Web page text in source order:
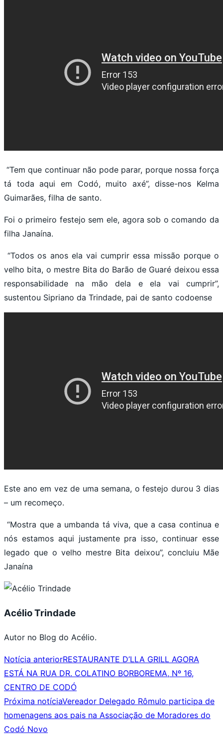
“Tem que continuar não pode parar, porque nossa força
tá toda aqui em Codó, muito axé”, disse-nos Kelma
Guimarães, filha de santo.
Foi o primeiro festejo sem ele, agora sob o comando da
filha Janaína.
“Todos os anos ela vai cumprir essa missão porque o
velho bita, o mestre Bita do Barão de Guaré deixou essa
responsabilidade na mão dela e ela vai cumprir”,
sustentou Sipriano da Trindade, pai de santo codoense
Este ano em vez de uma semana, o festejo durou 3 dias
– um recomeço.
“Mostra que a umbanda tá viva, que a casa continua e
nós estamos aqui justamente pra isso, continuar esse
legado que o velho mestre Bita deixou”, concluiu Mãe
Janaína
Acélio Trindade
Autor no Blog do Acélio.
Notícia anteriorRESTAURANTE D’LLA GRILL AGORA
ESTÁ NA RUA DR. COLATINO BORBOREMA, Nº 16,
CENTRO DE CODÓ
Próxima notíciaVereador Delegado Rômulo participa de
homenagens aos pais na Associação de Moradores do
Codó Novo